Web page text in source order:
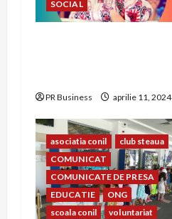
SOCIAL
PR Business aprilie 11, 2024
asociatia conil
club steaua
COMUNICAT
COMUNICATE DE PRESA
EDUCATIE
ONG
scoala conil
voluntariat